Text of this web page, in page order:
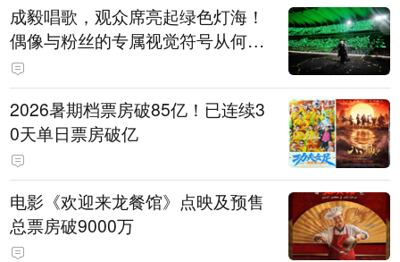
成毅唱歌，观众席亮起绿色灯海！
偶像与粉丝的专属视觉符号从何而
来
2026暑期档票房破85亿！已连续3
0天单日票房破亿
电影《欢迎来龙餐馆》点映及预售
总票房破9000万